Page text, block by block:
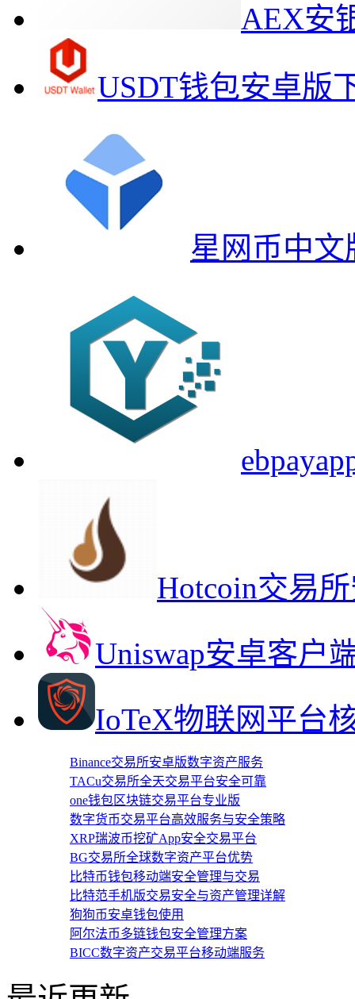
AEX安
USDT钱包安卓版
星网币中
Hotcoin交易
Uniswap安卓客户
IoTeX物联网平台
Binance交易所安卓版数字资产服务
TACu交易所全天交易平台安全可靠
one钱包区块链交易平台专业版
数字货币交易平台高效服务与安全策略
XRP瑞波币挖矿App安全交易平台
BG交易所全球数字资产平台优势
比特币钱包移动端安全管理与交易
比特范手机版交易安全与资产管理详解
狗狗币安卓钱包使用
阿尔法币多链钱包安全管理方案
BICC数字资产交易平台移动端服务